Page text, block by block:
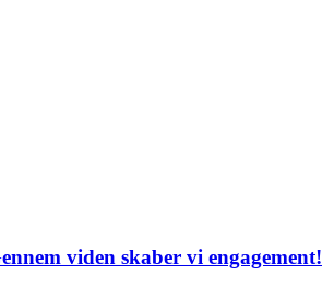
viden skaber vi engagement!